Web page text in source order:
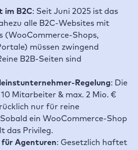
im B2C: Seit Juni 2025 ist das
alle B2C-Websites mit
(WooCommerce-Shops,
müssen zwingend
B2B-Seiten sind
Regelung: Die
Mitarbeiter & max. 2 Mio. €
nur für reine
ein WooCommerce-Shop
das Privileg.
Agenturen: Gesetzlich haftet